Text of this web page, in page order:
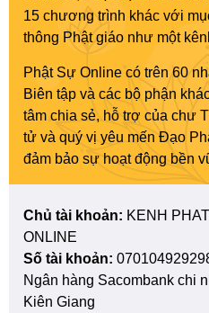
15 chương trình khác với
thông Phật giáo như một
Phật Sự Online có trên 60
Biên tập và các bộ phận
tâm chia sẻ, hỗ trợ của chư
tử và quý vị yêu mến Đạo
đảm bảo sự hoạt động bền
Chủ tài khoản: KENH
ONLINE
Số tài khoản:
Ngân hàng Sacombank chi
Kiên Giang